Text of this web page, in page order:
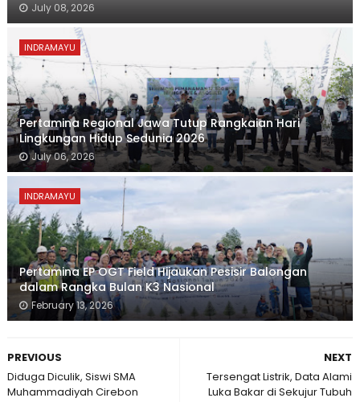
July 08, 2026
INDRAMAYU
Pertamina Regional Jawa Tutup Rangkaian Hari
Lingkungan Hidup Sedunia 2026
July 06, 2026
INDRAMAYU
Pertamina EP OGT Field Hijaukan Pesisir Balongan
dalam Rangka Bulan K3 Nasional
February 13, 2026
NEXT
Tersengat Listrik, Data Alami
Luka Bakar di Sekujur Tubuh
PREVIOUS
Diduga Diculik, Siswi SMA
Muhammadiyah Cirebon